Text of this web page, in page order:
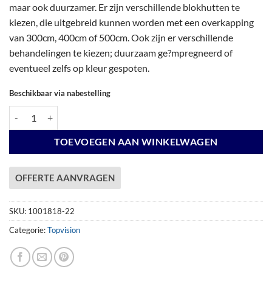
maar ook duurzamer. Er zijn verschillende blokhutten te
kiezen, die uitgebreid kunnen worden met een overkapping
van 300cm, 400cm of 500cm. Ook zijn er verschillende
behandelingen te kiezen; duurzaam ge?mpregneerd of
eventueel zelfs op kleur gespoten.
Beschikbaar via nabestelling
TOEVOEGEN AAN WINKELWAGEN
OFFERTE AANVRAGEN
SKU: 1001818-22
Categorie:Topvision